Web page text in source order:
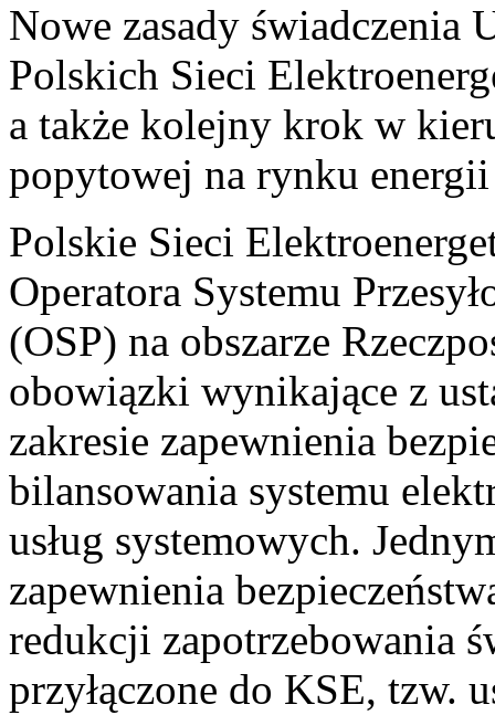
Nowe zasady świadczenia
Polskich Sieci
a także kolejny krok w
popytowej na rynku
Polskie Sieci
Operatora Systemu
(OSP) na obszarze
obowiązki wynikające z
zakresie zapewnienia
bilansowania systemu
usług systemowych.
zapewnienia
redukcji zapotrzebowania
przyłączone do KSE, tzw.